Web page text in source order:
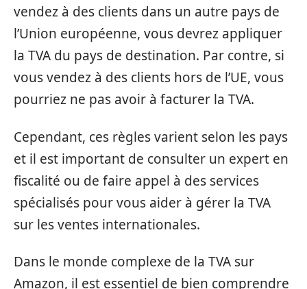
vendez à des clients dans un autre pays de
l’Union européenne, vous devrez appliquer
la TVA du pays de destination. Par contre, si
vous vendez à des clients hors de l’UE, vous
pourriez ne pas avoir à facturer la TVA.
Cependant, ces règles varient selon les pays
et il est important de consulter un expert en
fiscalité ou de faire appel à des services
spécialisés pour vous aider à gérer la TVA
sur les ventes internationales.
Dans le monde complexe de la TVA sur
Amazon, il est essentiel de bien comprendre